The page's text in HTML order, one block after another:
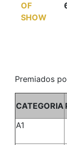
OF
SHOW
Premiados
CATEGORIA
A1